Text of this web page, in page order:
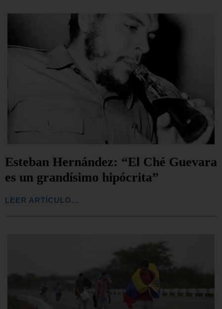
Esteban Hernández: “El Ché Guevara
es un grandísimo hipócrita”
LEER ARTÍCULO...